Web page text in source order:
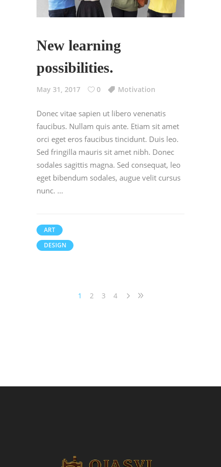
New learning
possibilities.
May 31, 2017 0 Motivation
Donec vitae sapien ut libero venenatis
faucibus. Nullam quis ante. Etiam sit amet
orci eget eros faucibus tincidunt. Duis leo.
Sed fringilla mauris sit amet nibh. Donec
sodales sagittis magna. Sed consequat, leo
eget bibendum sodales, augue velit cursus
nunc.
ART
DESIGN
1 2 3 4